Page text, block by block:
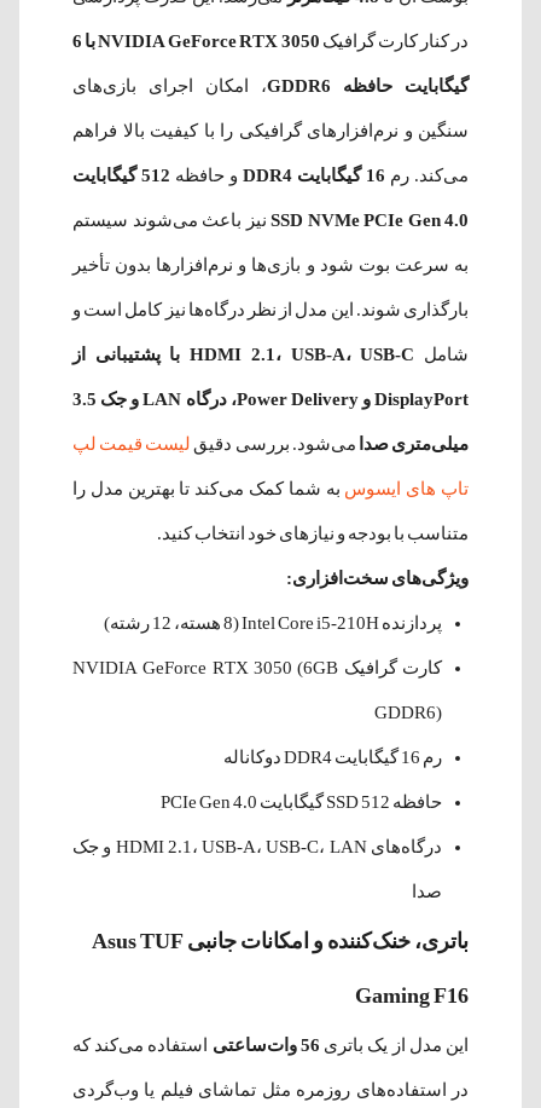
در کنار کارت گرافیک NVIDIA GeForce RTX 3050 با 6
گیگابایت حافظه GDDR6 ، امکان اجرای بازی‌های
سنگین و نرم‌افزارهای گرافیکی را با کیفیت بالا فراهم
می‌کند. رم 16 گیگابایت DDR4 و حافظه 512 گیگابایت
SSD NVMe PCIe Gen 4.0 نیز باعث می‌شوند سیستم
به سرعت بوت شود و بازی‌ها و نرم‌افزارها بدون تأخیر
بارگذاری شوند. این مدل از نظر درگاه‌ها نیز کامل است و
شامل HDMI 2.1، USB-A، USB-C با پشتیبانی از
DisplayPort و Power Delivery، درگاه LAN و جک 3.5
میلی‌متری صدا می‌شود. بررسی دقیق لیست قیمت لپ
تاپ های ایسوس به شما کمک می‌کند تا بهترین مدل را
متناسب با بودجه و نیازهای خود انتخاب کنید.
ویژگی‌های سخت‌افزاری:
پردازنده Intel Core i5-210H (8 هسته، 12 رشته)
کارت گرافیک NVIDIA GeForce RTX 3050 (6GB
GDDR6)
رم 16 گیگابایت DDR4 دوکاناله
حافظه SSD 512 گیگابایت PCIe Gen 4.0
درگاه‌های HDMI 2.1، USB-A، USB-C، LAN و جک
صدا
باتری، خنک‌کننده و امکانات جانبی Asus TUF
Gaming F16
این مدل از یک باتری 56 وات‌ساعتی استفاده می‌کند که
در استفاده‌های روزمره مثل تماشای فیلم یا وب‌گردی